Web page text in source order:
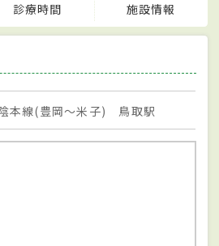
診療時間 施設情報
本線(豊岡～米子) 鳥取駅